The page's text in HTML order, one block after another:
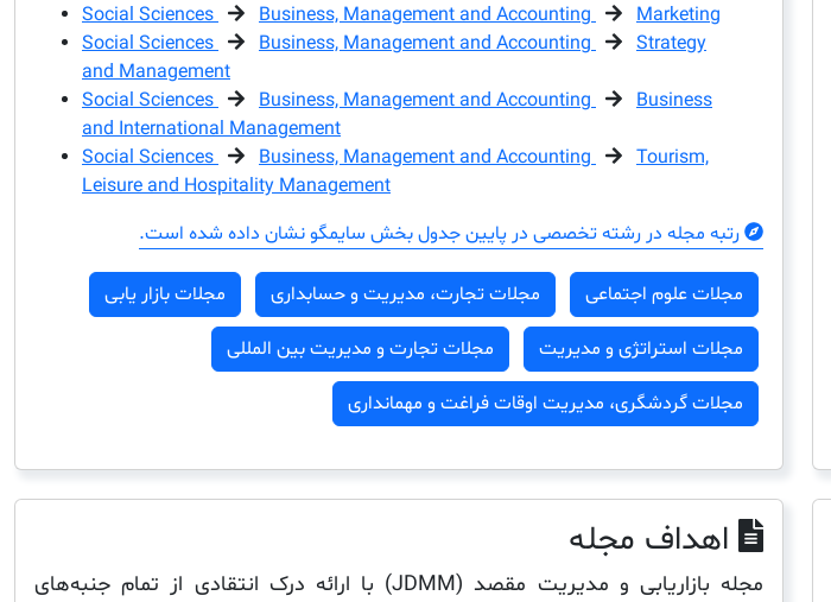
Social Sciences Business, Management and Accounting
Marketing
Social Sciences
Business, Management and Accounting
Strategy
and Management
Social Sciences
Business, Management and Accounting
Business
and International Management
Social Sciences
Business, Management and Accounting
Tourism,
Leisure and Hospitality Management
رتبه مجله در رشته تخصصی در پایین جدول بخش سایمگو نشان داده شده است.
مجلات علوم اجتماعی مجلات تجارت، مدیریت و حسابداری مجلات بازار یابی
مجلات استراتژی و مدیریت مجلات تجارت و مدیریت بین المللی
مجلات گردشگری، مدیریت اوقات فراغت و مهمانداری
اهداف مجله
مجله بازاریابی و مدیریت مقصد (JDMM) با ارائه درک انتقادی از تمام جنبه‌های